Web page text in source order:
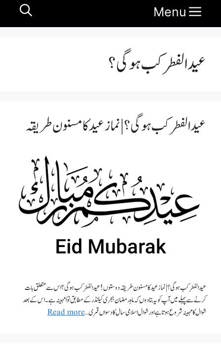
Menu
عید الفطر کب ہو گی؟
عید الفطر کب ہو گی؟ | نماز عید کا مسنون طریقہ
عید الفطر کب ہو گی؟ | نماز عید کا مسنون طریقہ دوستوں! عید الفطر کب ہو گی ؟ اس سے متعلق بات
کرنے سے پہلے میں آپ کو یہ بتادوں کہ ماہِ رمضان ہجری کیلنڈر کے مطابق نوّا مہینہ ہے۔اس کے بعد
شوال کا مہینہ شروع ہوتا ہے اور شوال اسلامی سال کا دسواں قمری …Read more